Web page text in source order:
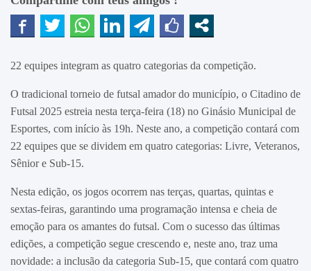
22 equipes integram as quatro categorias da competição.
O tradicional torneio de futsal amador do município, o Citadino de
Futsal 2025 estreia nesta terça-feira (18) no Ginásio Municipal de
Esportes, com início às 19h. Neste ano, a competição contará com
22 equipes que se dividem em quatro categorias: Livre, Veteranos,
Sênior e Sub-15.
Nesta edição, os jogos ocorrem nas terças, quartas, quintas e
sextas-feiras, garantindo uma programação intensa e cheia de
emoção para os amantes do futsal. Com o sucesso das últimas
edições, a competição segue crescendo e, neste ano, traz uma
novidade: a inclusão da categoria Sub-15, que contará com quatro